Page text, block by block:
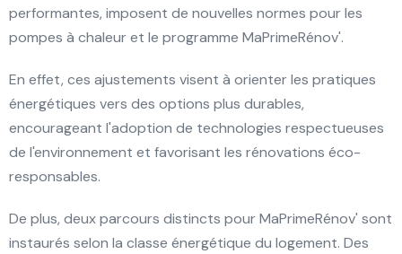
performantes, imposent de nouvelles normes pour les
pompes à chaleur et le programme MaPrimeRénov'.
En effet, ces ajustements visent à orienter les pratiques
énergétiques vers des options plus durables,
encourageant l'adoption de technologies respectueuses
de l'environnement et favorisant les rénovations éco-
responsables.
De plus, deux parcours distincts pour MaPrimeRénov' sont
instaurés selon la classe énergétique du logement. Des